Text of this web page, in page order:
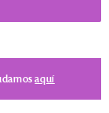
aquí